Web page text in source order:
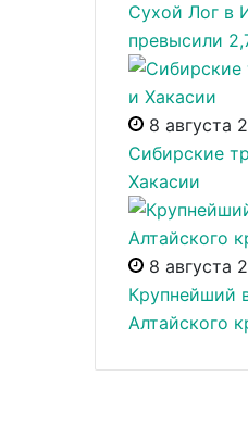
Сухой Лог в
превысили
8 августа
Сибирские
Хакасии
8 августа
Крупнейший
Алтайского